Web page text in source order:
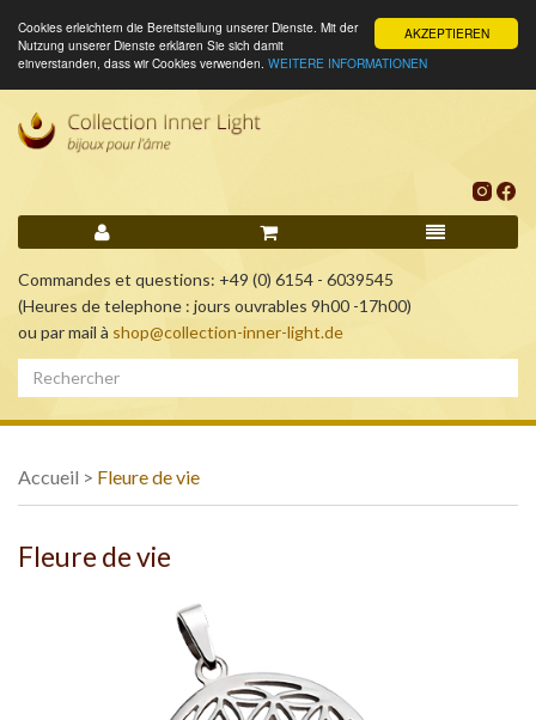
AKZEPTIEREN
Cookies erleichtern die Bereitstellung unserer Dienste. Mit der
Nutzung unserer Dienste erklären Sie sich damit
einverstanden, dass wir Cookies verwenden. WEITERE INFORMATIONEN
Commandes et questions: +49 (0) 6154 - 6039545
(Heures de telephone : jours ouvrables 9h00 -17h00)
ou par mail à shop@collection-inner-light.de
Accueil > Fleure de vie
Fleure de vie